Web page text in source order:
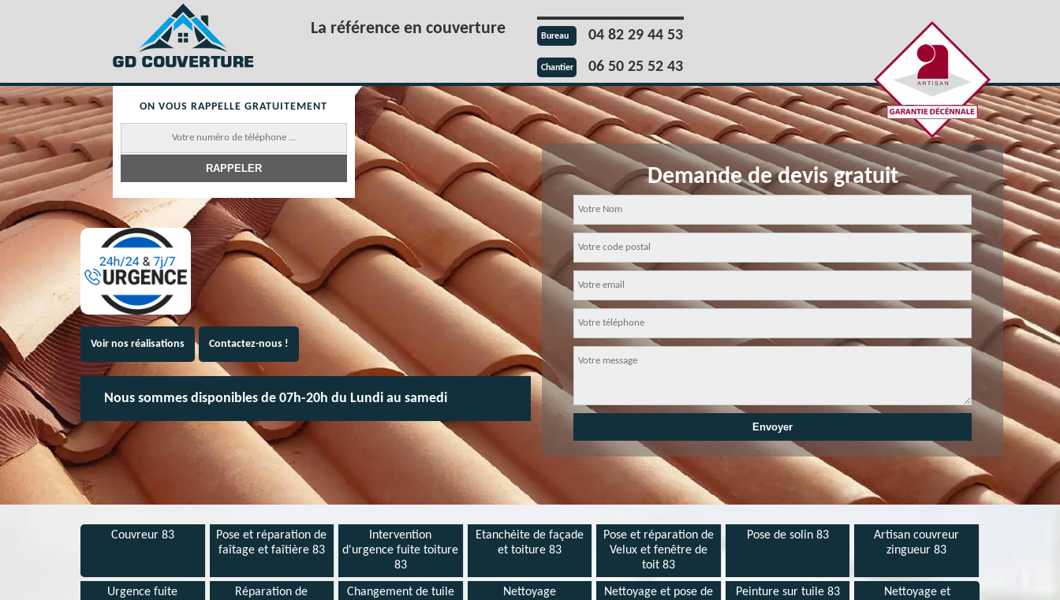
La référence en couverture Bureau 04 82 29 44 53
Chantier 06 50 25 52 43
Voir nos réalisations Contactez-nous !
Nous sommes disponibles de 07h-20h du Lundi au samedi
Demande de devis gratuit
ON VOUS RAPPELLE GRATUITEMENT
Couvreur 83
Pose et réparation de
faîtage et faîtière 83
Intervention
d'urgence fuite toiture
83
Etanchéite de façade
et toiture 83
Pose et réparation de
Velux et fenêtre de
toit 83
Pose de solin 83
Artisan couvreur
zingueur 83
Urgence fuite
Réparation de
Changement de tuile
Nettoyage
Nettoyage et pose de
Peinture sur tuile 83
Nettoyage et